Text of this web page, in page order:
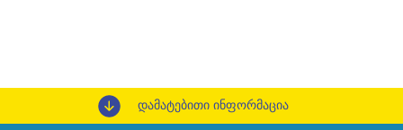
დამატებითი ინფორმაცია